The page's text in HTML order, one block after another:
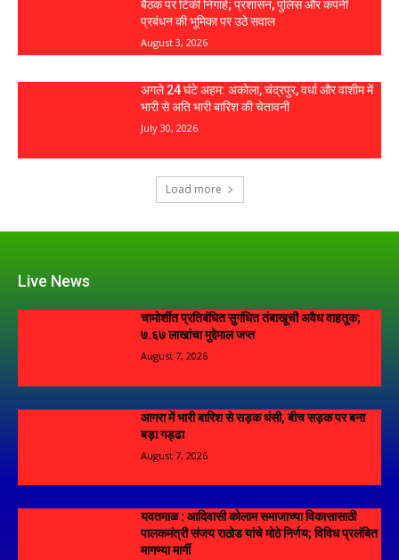
बैठक पर टिकीं निगाहें; प्रशासन, पुलिस और कंपनी
प्रबंधन की भूमिका पर उठे सवाल
August 3, 2026
अगले 24 घंटे अहम: अकोला, चंद्रपुर, वर्धा और वाशीम में
भारी से अति भारी बारिश की चेतावनी
July 30, 2026
Load more
Live News
चामोर्शीत प्रतिबंधित सुगंधित तंबाखूची अवैध वाहतूक;
₹७.६७ लाखांचा मुद्देमाल जप्त
August 7, 2026
आगरा में भारी बारिश से सड़क धंसी, बीच सड़क पर बना
बड़ा गड्ढा
August 7, 2026
यवतमाळ : आदिवासी कोलाम समाजाच्या विकासासाठी
पालकमंत्री संजय राठोड यांचे मोठे निर्णय; विविध प्रलंबित
मागण्या मार्गी